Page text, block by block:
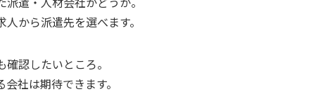
から派遣先を選べます。
確認したいところ。
社は期待できます。